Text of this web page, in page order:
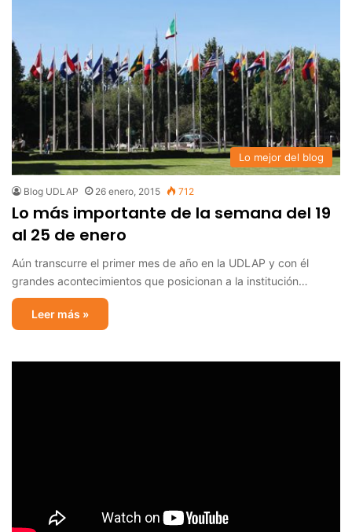
Lo mejor del blog
Blog UDLAP 26 enero, 2015 712
Lo más importante de la semana del 19
al 25 de enero
Aún transcurre el primer mes de año en la UDLAP y con él
grandes acontecimientos que posicionan a la institución…
Leer más »